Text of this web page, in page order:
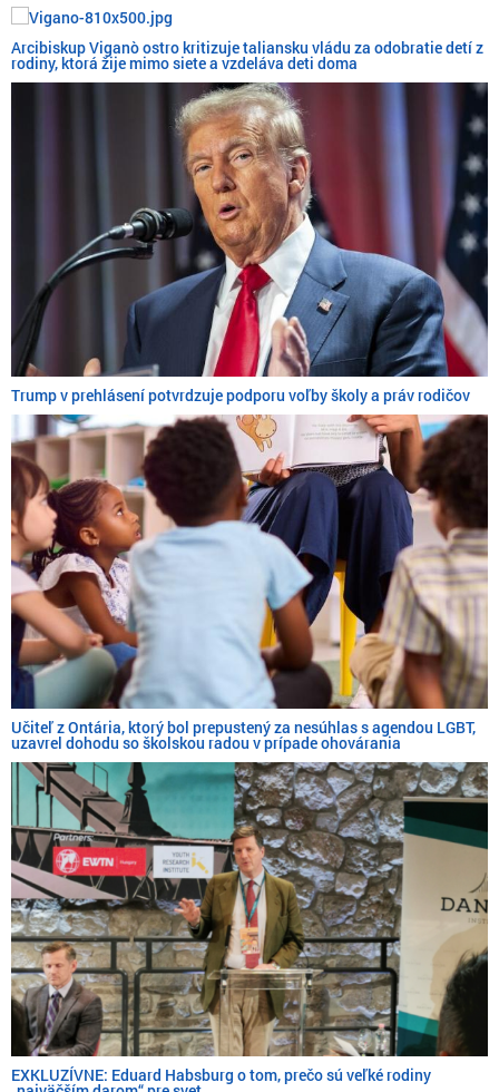
Arcibiskup Viganò ostro kritizuje taliansku vládu za odobratie detí z
rodiny, ktorá žije mimo siete a vzdeláva deti doma
Trump v prehlásení potvrdzuje podporu voľby školy a práv rodičov
Učiteľ z Ontária, ktorý bol prepustený za nesúhlas s agendou LGBT,
uzavrel dohodu so školskou radou v prípade ohovárania
EXKLUZÍVNE: Eduard Habsburg o tom, prečo sú veľké rodiny